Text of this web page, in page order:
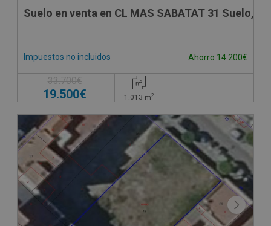
Suelo en venta en CL MAS SABATAT 31 Suelo, 31
Impuestos no incluidos Ahorro 14.200€
33.700€
19.500€ 1.013 m2